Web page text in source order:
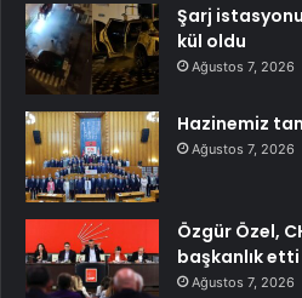
Şarj
kül oldu
Ağustos 7, 2026
Hazinemiz
Ağustos 7, 2026
Özgür Özel,
başkanlık etti
Ağustos 7, 2026